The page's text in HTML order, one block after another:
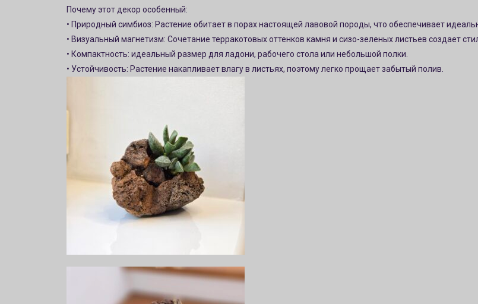
Почему этот декор особенный:
• Природный симбиоз: Растение обитает в порах настоящей лавовой породы, что обеспечивает
• Визуальный магнетизм: Сочетание терракотовых оттенков камня и сизо-зеленых листьев создает
• Компактность: идеальный размер для ладони, рабочего стола или небольшой полки.
• Устойчивость: Растение накапливает влагу в листьях, поэтому легко прощает забытый полив.